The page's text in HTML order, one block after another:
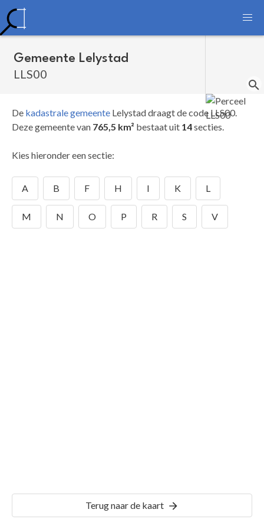
Gemeente Lelystad
LLS00
De kadastrale gemeente Lelystad draagt de code LLS00.
Deze gemeente van 765,5 km² bestaat uit 14secties.
Kies hieronder een sectie:
A B F H I K L
M N O P R S V
Terug naar de kaart
LLS00